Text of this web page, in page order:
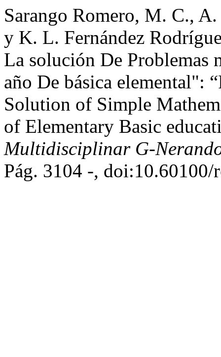
Sarango Romero, M. C.,
y K. L. Fernández
La solución De Problemas
año De básica elemental":
Solution of Simple
of Elementary Basic
Multidisciplinar G-
Pág. 3104 -,